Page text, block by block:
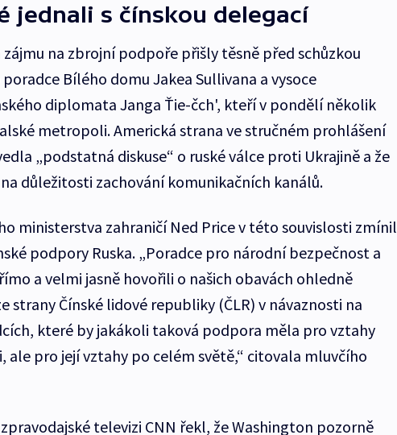
jednali s čínskou delegací
zájmu na zbrojní podpoře přišly těsně před schůzkou
Bílého domu Jakea Sullivana a vysoce
diplomata Janga Ťie-čch', kteří v pondělí několik
metropoli. Americká strana ve stručném prohlášení
„podstatná diskuse“ o ruské válce proti Ukrajině a že
důležitosti zachování komunikačních kanálů.
ministerstva zahraničí Ned Price v této souvislosti zmínil
podpory Ruska. „Poradce pro národní bezpečnost a
a velmi jasně hovořili o našich obavách ohledně
strany Čínské lidové republiky (ČLR) v návaznosti na
které by jakákoli taková podpora měla pro vztahy
ale pro její vztahy po celém světě,“ citovala mluvčího
televizi CNN řekl, že Washington pozorně